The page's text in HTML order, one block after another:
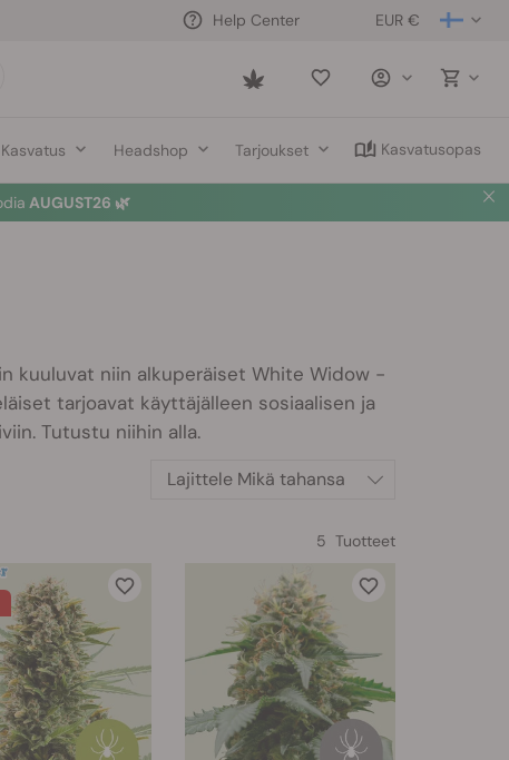
EUR €
Help Center
Saved
Kasvatus Headshop Tarjoukset Kasvatusopas
AUGUST26 🌿
kuuluvat niin alkuperäiset White Widow -
tarjoavat käyttäjälleen sosiaalisen ja
Tutustu niihin alla.
Lajittele Mikä tahansa
5 Tuotteet